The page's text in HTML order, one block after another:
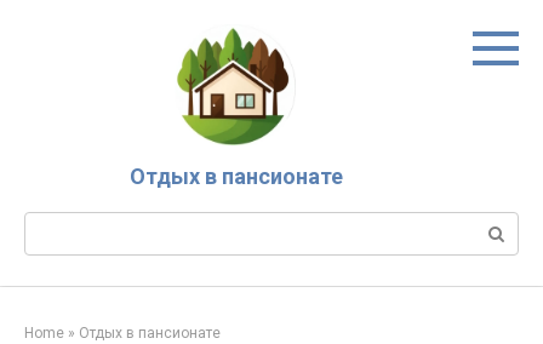
Отдых в пансионате
Search:
Home » Отдых в пансионате